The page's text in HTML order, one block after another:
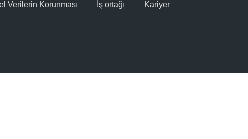
Verilerin Korunması İş ortağı Kariyer